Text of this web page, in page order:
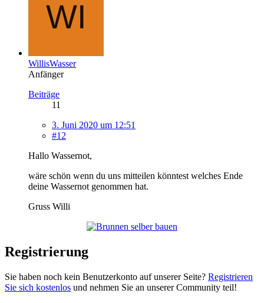
WillisWasser
Anfänger
Beiträge
11
3. Juni 2020 um 12:51
#12
Hallo Wassernot,
wäre schön wenn du uns mitteilen könntest welches Ende
deine Wassernot genommen hat.
Gruss Willi
Registrierung
Sie haben noch kein Benutzerkonto auf unserer Seite? Registrieren
Sie sich kostenlos und nehmen Sie an unserer Community teil!